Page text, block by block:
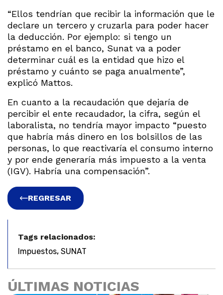
“Ellos tendrían que recibir la información que le
declare un tercero y cruzarla para poder hacer
la deducción. Por ejemplo: si tengo un
préstamo en el banco, Sunat va a poder
determinar cuál es la entidad que hizo el
préstamo y cuánto se paga anualmente”,
explicó Mattos.
En cuanto a la recaudación que dejaría de
percibir el ente recaudador, la cifra, según el
laboralista, no tendría mayor impacto “puesto
que habría más dinero en los bolsillos de las
personas, lo que reactivaría el consumo interno
y por ende generaría más impuesto a la venta
(IGV). Habría una compensación”.
REGRESAR
Tags relacionados:
Impuestos, SUNAT
ÚLTIMAS NOTICIAS